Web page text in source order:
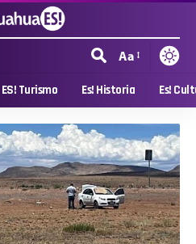
Aa
ES! Turismo Es! Historia Es!